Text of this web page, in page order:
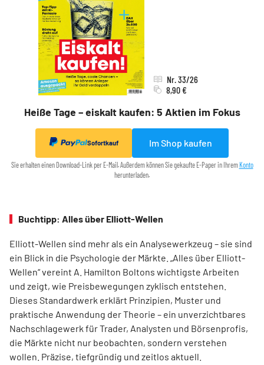
Heiße Tage – eiskalt kaufen: 5 Aktien im Fokus
Nr. 33/26
8,90 €
Sofortkauf Im Shop kaufen
Sie erhalten einen Download-Link per E-Mail. Außerdem können Sie gekaufte E-Paper in IhremKonto
herunterladen.
Buchtipp: Alles über Elliott-Wellen
Elliott-Wellen sind mehr als ein Analysewerkzeug – sie sind
ein Blick in die Psychologie der Märkte. „Alles über Elliott-
Wellen“ vereint A. Hamilton Boltons wichtigste Arbeiten
und zeigt, wie Preisbewegungen zyklisch entstehen.
Dieses Standardwerk erklärt Prinzipien, Muster und
praktische Anwendung der Theorie – ein unverzichtbares
Nachschlagewerk für Trader, Analysten und Börsenprofis,
die Märkte nicht nur beobachten, sondern verstehen
wollen. Präzise, tiefgründig und zeitlos aktuell.